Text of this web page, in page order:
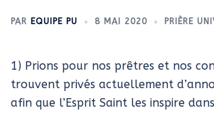
PAR EQUIPE PU 8 MAI 2020 PRIÈRE
1) Prions pour nos prêtres et nos
trouvent privés actuellement
afin que l’Esprit Saint les inspire